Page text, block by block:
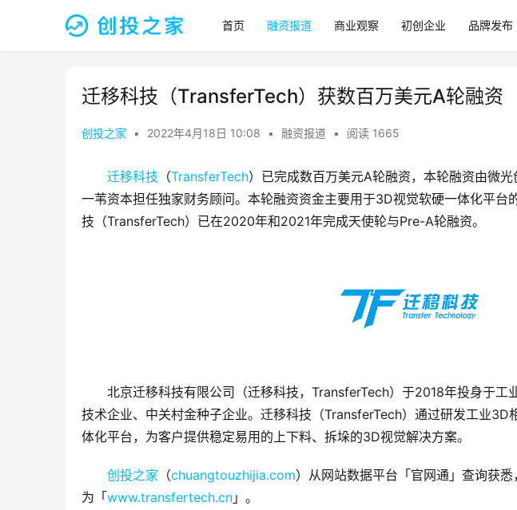
首页 融资报道 商业观察 初创企业 品牌发布
迁移科技（TransferTech）获数百万美元A轮融资
创投之家 • 2022年4月18日 10:08 • 融资报道 • 阅读 1665
迁移科技 （TransferTech）已完成数百万美元A轮融资，本轮融资由微光
一苇资本担任独家财务顾问。本轮融资资金主要用于3D视觉软硬一体化平台
技（TransferTech）已在2020年和2021年完成天使轮与Pre-A轮融资。
北京迁移科技有限公司（迁移科技，TransferTech）于2018年投身于
技术企业、中关村金种子企业。迁移科技（TransferTech）通过研发工业3D
体化平台，为客户提供稳定易用的上下料、拆垛的3D视觉解决方案。
创投之家 （chuangtouzhijia.com）从网站数据平台「官网通」查询获
为「www.transfertech.cn 」。